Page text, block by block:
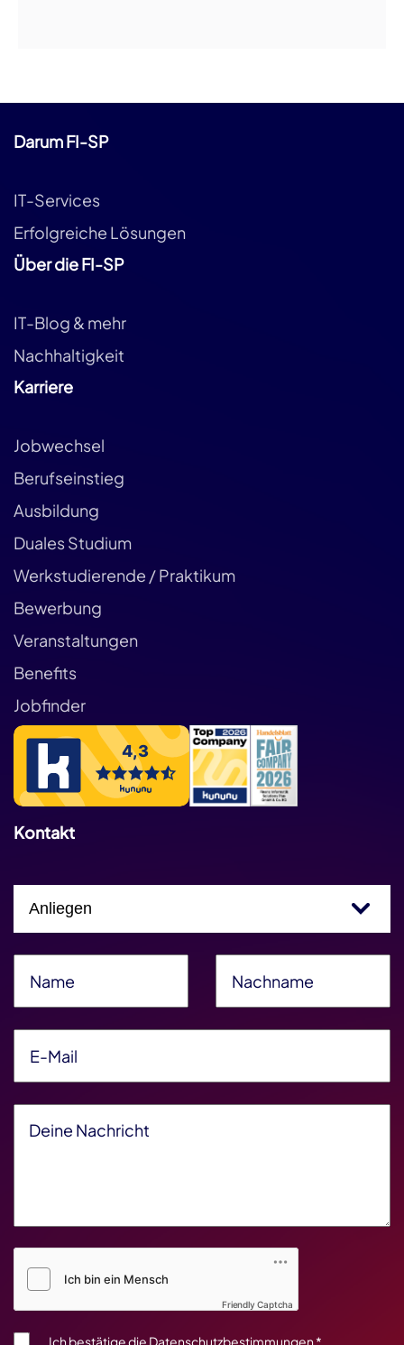
Darum FI-SP
IT-Services
Erfolgreiche Lösungen
Über die FI-SP
IT-Blog & mehr
Nachhaltigkeit
Karriere
Jobwechsel
Berufseinstieg
Ausbildung
Duales Studium
Werkstudierende / Praktikum
Bewerbung
Veranstaltungen
Benefits
Jobfinder
Kontakt
Friendly Captcha
Ich bestätige die Datenschutzbestimmungen*